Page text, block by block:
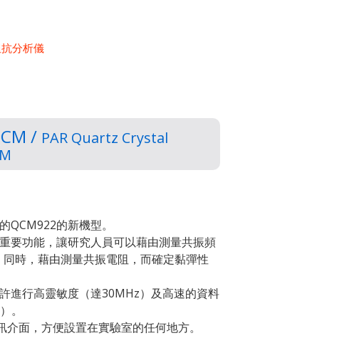
分析儀
/ PAR Quartz Crystal
QCM922的新機型。
要功能，讓研究人員可以藉由測量共振頻
時，藉由測量共振電阻，而確定黏彈性
進行高靈敏度（達30MHz）及高速的資料
。
面，方便設置在實驗室的任何地方。